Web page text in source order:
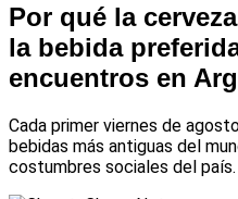
Por qué la
la bebida
encuentros en
Cada primer viernes de
bebidas más antiguas del
costumbres sociales del país.